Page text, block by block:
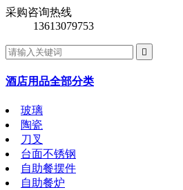
采购咨询热线
13613079753

酒店用品全部分类
玻璃
陶瓷
刀叉
台面不锈钢
自助餐摆件
自助餐炉